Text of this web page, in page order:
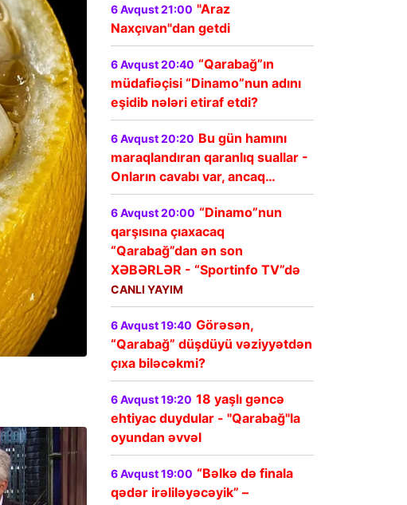
6 Avqust 21:00 "Araz
Naxçıvan"dan getdi
6 Avqust 20:40 “Qarabağ”ın
müdafiəçisi “Dinamo”nun adını
eşidib nələri etiraf etdi?
6 Avqust 20:20 Bu gün hamını
maraqlandıran qaranlıq suallar -
Onların cavabı var, ancaq…
6 Avqust 20:00 “Dinamo”nun
qarşısına çıaxacaq
“Qarabağ”dan ən son
XƏBƏRLƏR - “Sportinfo TV”də
CANLI YAYIM
6 Avqust 19:40 Görəsən,
“Qarabağ” düşdüyü vəziyyətdən
çıxa biləcəkmi?
6 Avqust 19:20 18 yaşlı gəncə
ehtiyac duydular - "Qarabağ"la
oyundan əvvəl
6 Avqust 19:00 “Bəlkə də finala
qədər irəliləyəcəyik” –